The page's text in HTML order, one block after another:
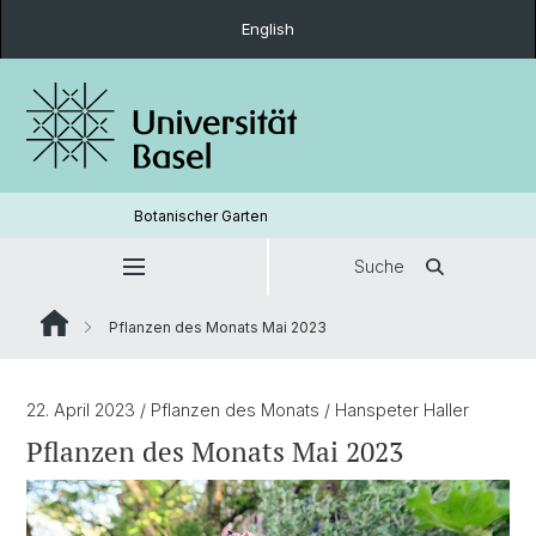
English
Botanischer Garten
Suche
Pflanzen des Monats Mai 2023
22. April 2023 / Pflanzen des Monats / Hanspeter Haller
Pflanzen des Monats Mai 2023